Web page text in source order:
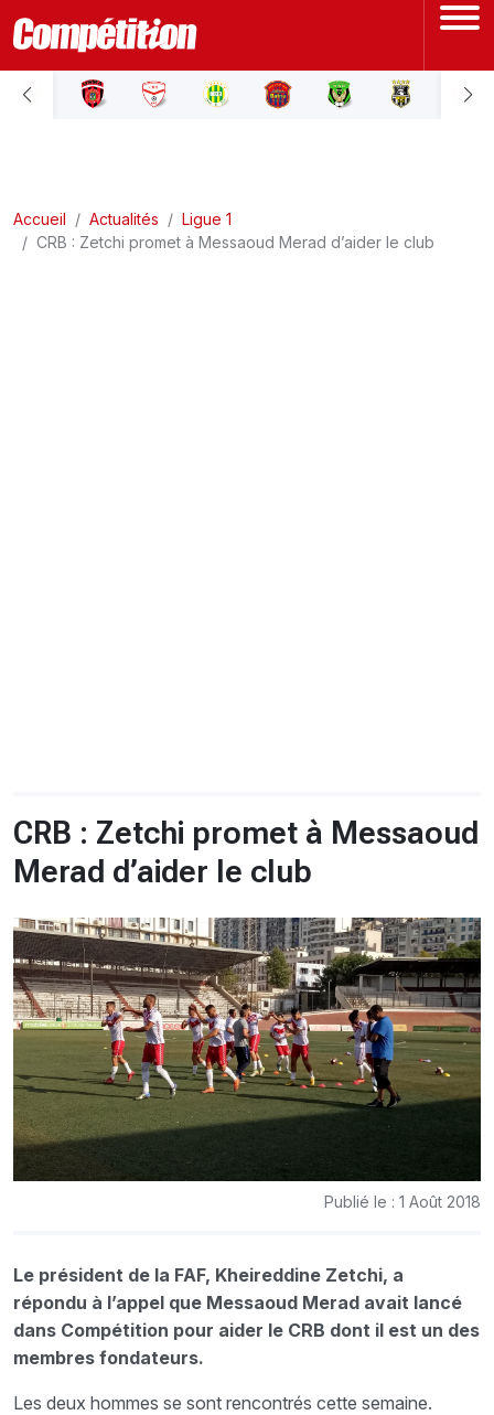
ACCUEIL
LIGUE 2
Accueil Actualités
Ligue 1
CRB : Zetchi promet à Messaoud Merad d’aider le club
CRB : Zetchi promet à Messaoud
Merad d’aider le club
Publié le : 1 Août 2018
Le président de la FAF, Kheireddine Zetchi, a
répondu à l’appel que Messaoud Merad avait lancé
dans Compétition pour aider le CRB dont il est un des
membres fondateurs.
Les deux hommes se sont rencontrés cette semaine.